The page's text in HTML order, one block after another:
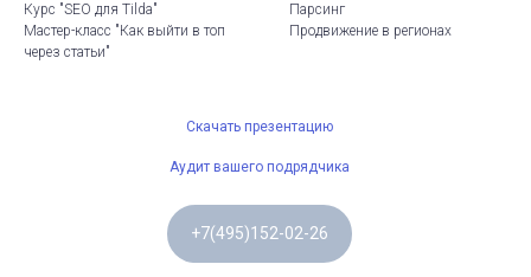
Курс "SEO для Tilda"
Мастер-класс "Как выйти в топ
через статьи"
Парсинг
Продвижение в регионах
Скачать презентацию
Аудит вашего подрядчика
+7(495)152-02-26